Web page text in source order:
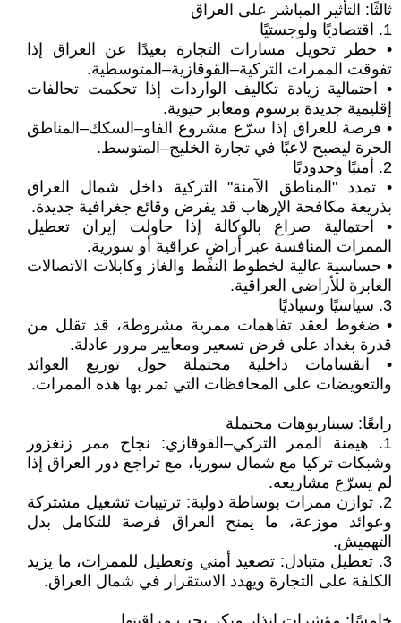
ثالثًا: التأثير المباشر على العراق
1. اقتصاديًا ولوجستيًا
• خطر تحويل مسارات التجارة بعيدًا عن العراق إذا
تفوقت الممرات التركية–القوقازية–المتوسطية.
• احتمالية زيادة تكاليف الواردات إذا تحكمت تحالفات
إقليمية جديدة برسوم ومعابر حيوية.
• فرصة للعراق إذا سرّع مشروع الفاو–السكك–المناطق
الحرة ليصبح لاعبًا في تجارة الخليج–المتوسط.
2. أمنيًا وحدوديًا
• تمدد "المناطق الآمنة" التركية داخل شمال العراق
بذريعة مكافحة الإرهاب قد يفرض وقائع جغرافية جديدة.
• احتمالية صراع بالوكالة إذا حاولت إيران تعطيل
الممرات المنافسة عبر أراضٍ عراقية أو سورية.
• حساسية عالية لخطوط النفط والغاز وكابلات الاتصالات
العابرة للأراضي العراقية.
3. سياسيًا وسياديًا
• ضغوط لعقد تفاهمات ممرية مشروطة، قد تقلل من
قدرة بغداد على فرض تسعير ومعايير مرور عادلة.
• انقسامات داخلية محتملة حول توزيع العوائد
والتعويضات على المحافظات التي تمر بها هذه الممرات.
رابعًا: سيناريوهات محتملة
1. هيمنة الممر التركي–القوقازي: نجاح ممر زنغزور
وشبكات تركيا مع شمال سوريا، مع تراجع دور العراق إذا
لم يسرّع مشاريعه.
2. توازن ممرات بوساطة دولية: ترتيبات تشغيل مشتركة
وعوائد موزعة، ما يمنح العراق فرصة للتكامل بدل
التهميش.
3. تعطيل متبادل: تصعيد أمني وتعطيل للممرات، ما يزيد
الكلفة على التجارة ويهدد الاستقرار في شمال العراق.